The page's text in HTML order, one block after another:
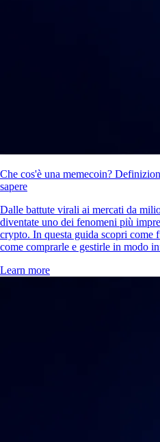
Che cos'è una memecoin?
sapere
Dalle battute virali ai mercati da
diventate uno dei fenomeni più
crypto. In questa guida scopri come
come comprarle e gestirle in modo
Learn more